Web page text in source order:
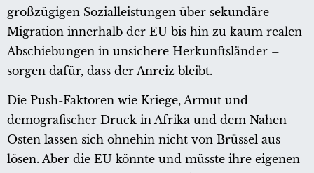
großzügigen Sozialleistungen über sekundäre
Migration innerhalb der EU bis hin zu kaum realen
Abschiebungen in unsichere Herkunftsländer –
sorgen dafür, dass der Anreiz bleibt.
Die Push-Faktoren wie Kriege, Armut und
demografischer Druck in Afrika und dem Nahen
Osten lassen sich ohnehin nicht von Brüssel aus
lösen. Aber die EU könnte und müsste ihre eigenen